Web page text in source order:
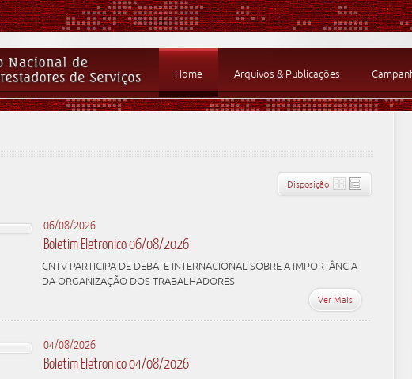
Home Arquivos & Publicações
Disposição
06/08/2026
Boletim Eletronico 06/08/2026
CNTV PARTICIPA DE DEBATE INTERNACIONAL SOBRE A IMPORTÂNCIA
DA ORGANIZAÇÃO DOS TRABALHADORES
Ver Mais
04/08/2026
Boletim Eletronico 04/08/2026